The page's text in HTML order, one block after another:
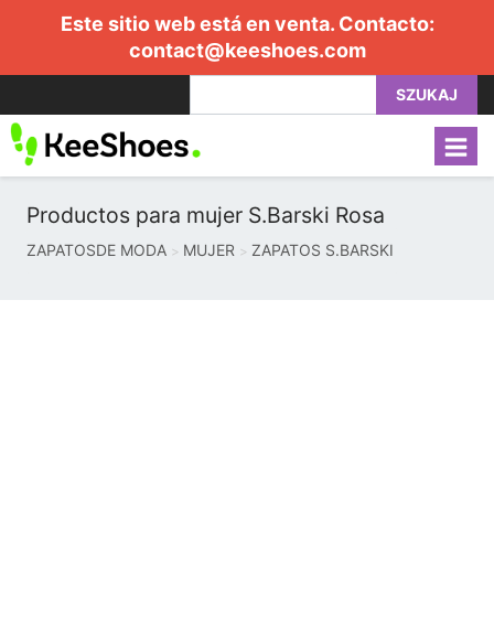
Este sitio web está en venta. Contacto:
contact@keeshoes.com
SZUKAJ
Productos para mujer S.Barski Rosa
ZAPATOSDE MODA MUJER ZAPATOS S.BARSKI